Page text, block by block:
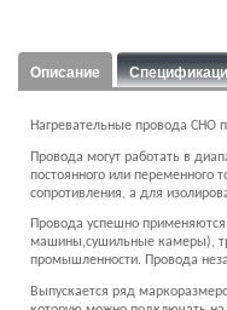
Описание
Нагревательные провода СНО
Провода могут работать в
постоянного или переменного
сопротивления, а для
Провода успешно
машины,сушильные камеры),
промышленности. Провода
Выпускается ряд